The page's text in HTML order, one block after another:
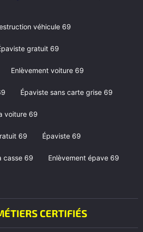
véhicule 69
gratuit 69
Enlèvement voiture 69
Épaviste sans carte grise 69
voiture 69
69 Épaviste 69
casse 69 Enlèvement épave 69
CERTIFIÉS